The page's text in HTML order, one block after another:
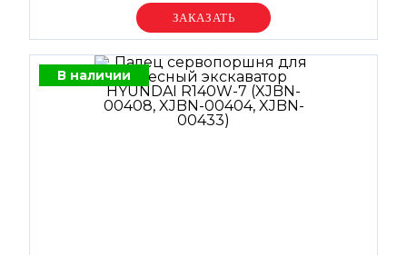
Уточняйте цену
В наличии